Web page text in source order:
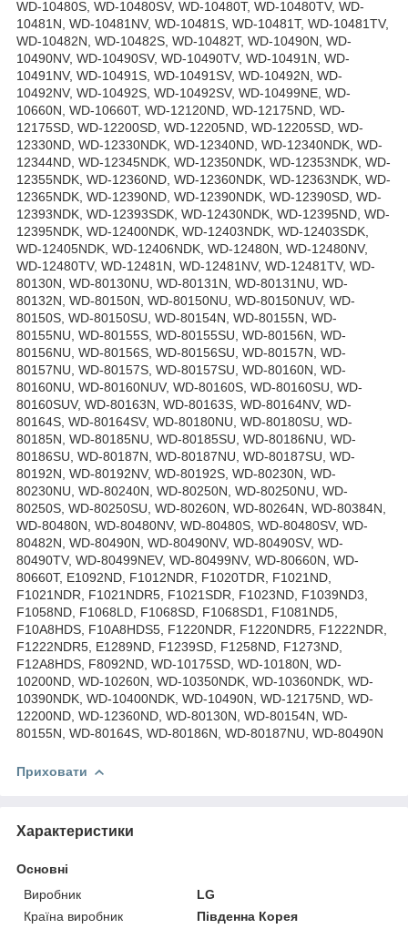
WD-10480S, WD-10480SV, WD-10480T, WD-10480TV, WD-
10481N, WD-10481NV, WD-10481S, WD-10481T, WD-10481TV,
WD-10482N, WD-10482S, WD-10482T, WD-10490N, WD-
10490NV, WD-10490SV, WD-10490TV, WD-10491N, WD-
10491NV, WD-10491S, WD-10491SV, WD-10492N, WD-
10492NV, WD-10492S, WD-10492SV, WD-10499NE, WD-
10660N, WD-10660T, WD-12120ND, WD-12175ND, WD-
12175SD, WD-12200SD, WD-12205ND, WD-12205SD, WD-
12330ND, WD-12330NDK, WD-12340ND, WD-12340NDK, WD-
12344ND, WD-12345NDK, WD-12350NDK, WD-12353NDK, WD-
12355NDK, WD-12360ND, WD-12360NDK, WD-12363NDK, WD-
12365NDK, WD-12390ND, WD-12390NDK, WD-12390SD, WD-
12393NDK, WD-12393SDK, WD-12430NDK, WD-12395ND, WD-
12395NDK, WD-12400NDK, WD-12403NDK, WD-12403SDK,
WD-12405NDK, WD-12406NDK, WD-12480N, WD-12480NV,
WD-12480TV, WD-12481N, WD-12481NV, WD-12481TV, WD-
80130N, WD-80130NU, WD-80131N, WD-80131NU, WD-
80132N, WD-80150N, WD-80150NU, WD-80150NUV, WD-
80150S, WD-80150SU, WD-80154N, WD-80155N, WD-
80155NU, WD-80155S, WD-80155SU, WD-80156N, WD-
80156NU, WD-80156S, WD-80156SU, WD-80157N, WD-
80157NU, WD-80157S, WD-80157SU, WD-80160N, WD-
80160NU, WD-80160NUV, WD-80160S, WD-80160SU, WD-
80160SUV, WD-80163N, WD-80163S, WD-80164NV, WD-
80164S, WD-80164SV, WD-80180NU, WD-80180SU, WD-
80185N, WD-80185NU, WD-80185SU, WD-80186NU, WD-
80186SU, WD-80187N, WD-80187NU, WD-80187SU, WD-
80192N, WD-80192NV, WD-80192S, WD-80230N, WD-
80230NU, WD-80240N, WD-80250N, WD-80250NU, WD-
80250S, WD-80250SU, WD-80260N, WD-80264N, WD-80384N,
WD-80480N, WD-80480NV, WD-80480S, WD-80480SV, WD-
80482N, WD-80490N, WD-80490NV, WD-80490SV, WD-
80490TV, WD-80499NEV, WD-80499NV, WD-80660N, WD-
80660T, E1092ND, F1012NDR, F1020TDR, F1021ND,
F1021NDR, F1021NDR5, F1021SDR, F1023ND, F1039ND3,
F1058ND, F1068LD, F1068SD, F1068SD1, F1081ND5,
F10A8HDS, F10A8HDS5, F1220NDR, F1220NDR5, F1222NDR,
F1222NDR5, E1289ND, F1239SD, F1258ND, F1273ND,
F12A8HDS, F8092ND, WD-10175SD, WD-10180N, WD-
10200ND, WD-10260N, WD-10350NDK, WD-10360NDK, WD-
10390NDK, WD-10400NDK, WD-10490N, WD-12175ND, WD-
12200ND, WD-12360ND, WD-80130N, WD-80154N, WD-
80155N, WD-80164S, WD-80186N, WD-80187NU, WD-80490N
Приховати
Характеристики
Основні
Виробник
LG
Країна виробник
Південна Корея